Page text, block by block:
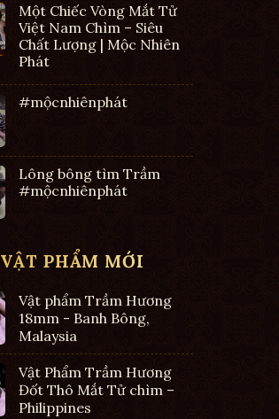
Một Chiếc Vòng Mắt Tử
Việt Nam Chìm – Siêu
Chất Lượng | Mộc Nhiên
Phát
#mộcnhiênphát
Lông bông tìm Trầm
#mộcnhiênphát
VẬT PHẨM MỚI
Vật phẩm Trầm Hương
18mm - Banh Bông,
Malaysia
Vật Phẩm Trầm Hương
Đốt Thô Mắt Tử chìm –
Philippines